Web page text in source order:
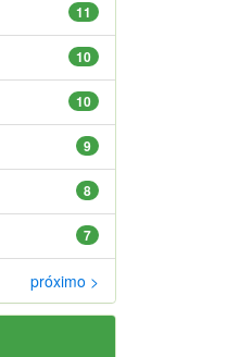
11
10
10
9
8
7
próximo >